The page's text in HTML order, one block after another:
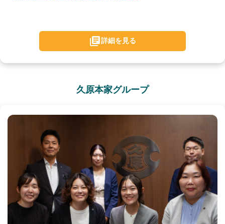
詳細を見る
久原本家グループ